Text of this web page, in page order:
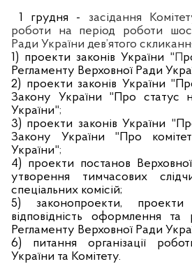
1 грудня - засідання
роботи на період роботи
Ради України дев’ятого
1) проекти законів України "П
Регламенту Верховної Ради
2) проекти законів України "
Закону України " Про статус
України";
3) проекти законів України "
Закону України " Про
України";
4) проекти постанов
утворення тимчасових
спеціальних комісій;
5) законопроекти,
відповідність оформлення та
Регламенту Верховної Ради
6) питання організації
України та Комітету.